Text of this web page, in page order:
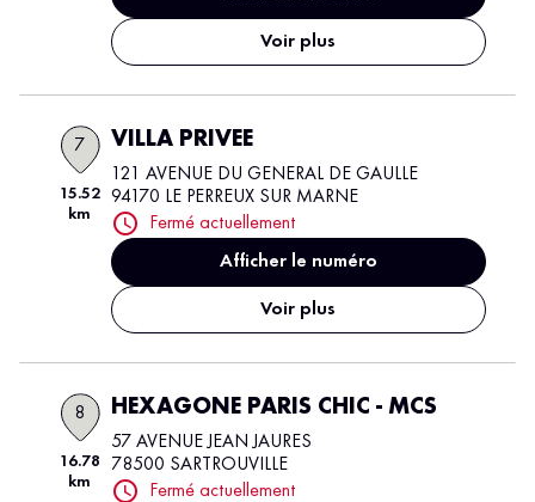
Voir plus
7
15.52
km
VILLA PRIVEE
121 AVENUE DU GENERAL DE GAULLE
94170 LE PERREUX SUR MARNE
Fermé actuellement
Afficher le numéro
Voir plus
8
16.78
km
HEXAGONE PARIS CHIC - MCS
57 AVENUE JEAN JAURES
78500 SARTROUVILLE
Fermé actuellement